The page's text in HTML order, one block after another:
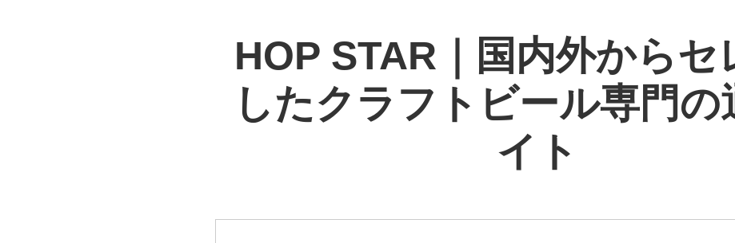
HOP STAR｜国内外からセ
したクラフトビール専門の
イト